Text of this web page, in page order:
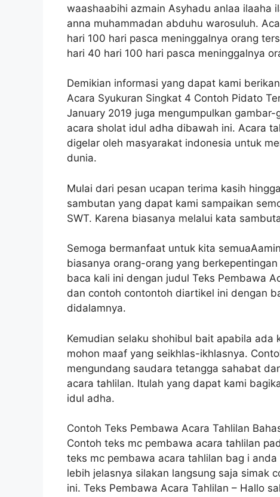
waashaabihi azmain Asyhadu anlaa ilaaha
anna muhammadan abduhu warosuluh.
hari 100 hari pasca meninggalnya orang
hari 40 hari 100 hari pasca meninggalnya
Demikian informasi yang dapat kami
Acara Syukuran Singkat 4 Contoh Pidato
January 2019 juga mengumpulkan
acara sholat idul adha dibawah ini. Acara
digelar oleh masyarakat indonesia untuk
dunia.
Mulai dari pesan ucapan terima kasih
sambutan yang dapat kami sampaikan
SWT. Karena biasanya melalui kata
Semoga bermanfaat untuk kita
biasanya orang-orang yang
baca kali ini dengan judul Teks Pembawa
dan contoh contontoh diartikel ini dengan
didalamnya.
Kemudian selaku shohibul bait apabila
mohon maaf yang seikhlas-ikhlasnya.
mengundang saudara tetangga sahabat
acara tahlilan. Itulah yang dapat kami
idul adha.
Contoh Teks Pembawa Acara Tahlilan
Contoh teks mc pembawa acara tahlilan
teks mc pembawa acara tahlilan bag i
lebih jelasnya silakan langsung saja simak
ini. Teks Pembawa Acara Tahlilan – Hallo